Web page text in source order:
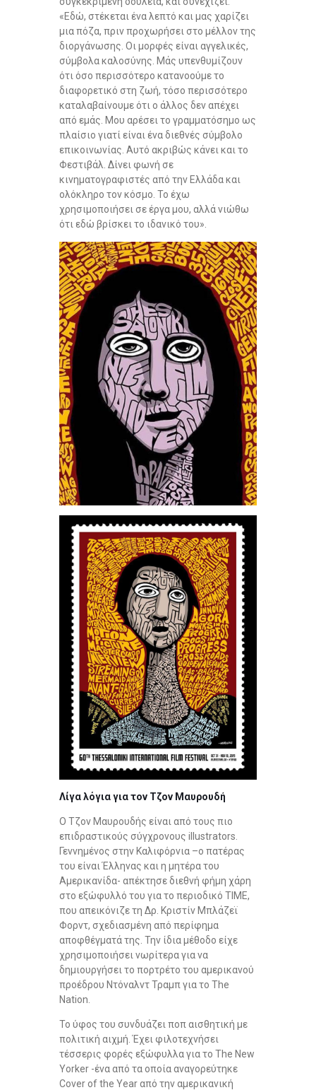
«Εδώ, στέκεται ένα λεπτό και μας χαρίζει
μια πόζα, πριν προχωρήσει στο μέλλον της
διοργάνωσης. Οι μορφές είναι αγγελικές,
σύμβολα καλοσύνης. Μάς υπενθυμίζουν
ότι όσο περισσότερο κατανοούμε το
διαφορετικό στη ζωή, τόσο περισσότερο
καταλαβαίνουμε ότι ο άλλος δεν απέχει
από εμάς. Μου αρέσει το γραμματόσημο ως
πλαίσιο γιατί είναι ένα διεθνές σύμβολο
επικοινωνίας. Αυτό ακριβώς κάνει και το
Φεστιβάλ. Δίνει φωνή σε
κινηματογραφιστές από την Ελλάδα και
ολόκληρο τον κόσμο. Το έχω
χρησιμοποιήσει σε έργα μου, αλλά νιώθω
ότι εδώ βρίσκει το ιδανικό του».
Λίγα λόγια για τον Τζον Μαυρουδή
O Τζον Μαυρουδής είναι από τους πιο
επιδραστικούς σύγχρονους illustrators.
Γεννημένος στην Καλιφόρνια –ο πατέρας
του είναι Έλληνας και η μητέρα του
Αμερικανίδα- απέκτησε διεθνή φήμη χάρη
στο εξώφυλλό του για το περιοδικό ΤΙΜΕ,
που απεικόνιζε τη Δρ. Κριστίν Μπλάζεϊ
Φορντ, σχεδιασμένη από περίφημα
αποφθέγματά της. Την ίδια μέθοδο είχε
χρησιμοποιήσει νωρίτερα για να
δημιουργήσει το πορτρέτο του αμερικανού
προέδρου Ντόναλντ Τραμπ για το The
Nation.
Το ύφος του συνδυάζει ποπ αισθητική με
πολιτική αιχμή. Έχει φιλοτεχνήσει
τέσσερις φορές εξώφυλλα για το The New
Yorker -ένα από τα οποία αναγορεύτηκε
Cover of the Year από την αμερικανική